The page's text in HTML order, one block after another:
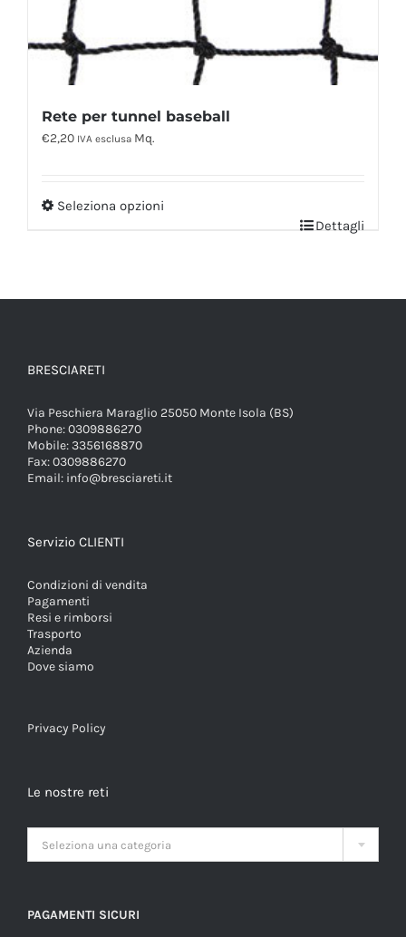
Rete per tunnel baseball
€2,20 IVA esclusa Mq.
Seleziona opzioni
Dettagli
BRESCIARETI
Via Peschiera Maraglio 25050 Monte Isola (BS)
Phone:0309886270
Mobile:3356168870
Fax:0309886270
Email: info@bresciareti.it
Servizio CLIENTI
Condizioni di vendita
Pagamenti
Resi e rimborsi
Trasporto
Azienda
Dove siamo
Privacy Policy
Le nostre reti
Seleziona una categoria
PAGAMENTI SICURI